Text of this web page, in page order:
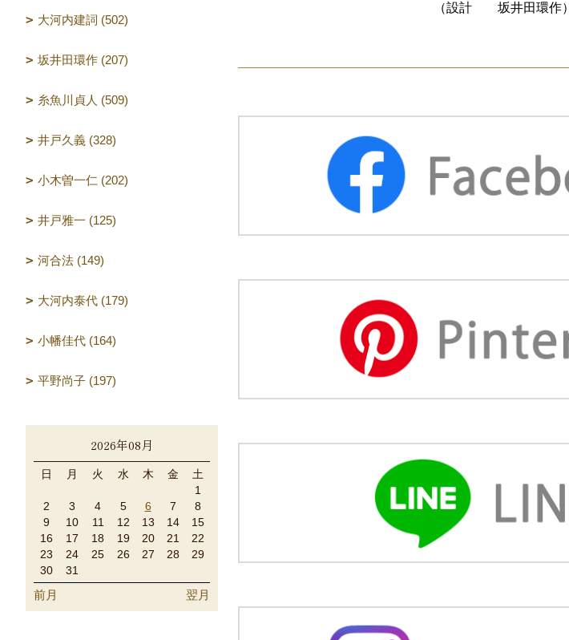
（設計 坂井田環作）
大河内建詞 (502)
坂井田環作 (207)
糸魚川貞人 (509)
井戸久義 (328)
小木曽一仁 (202)
井戸雅一 (125)
河合法 (149)
大河内泰代 (179)
小幡佳代 (164)
平野尚子 (197)
2026年08月
日 月 火 水 木 金
土
1
2
3 4 5 6 7
8
9
10 11 12 13 14
15
16
17 18 19 20 21
22
23
24 25 26 27 28
29
30
31
前月 翌月